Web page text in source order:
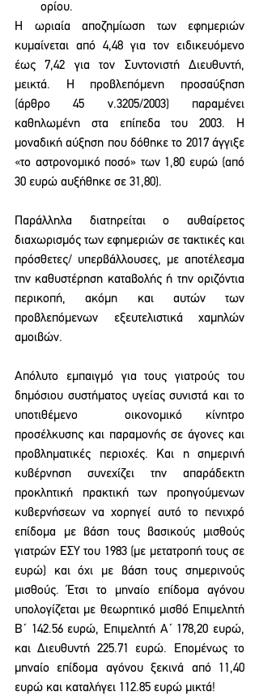
ορίου.
Η ωριαία αποζημίωση των εφημεριών
κυμαίνεται από 4,48 για τον ειδικευόμενο
έως 7,42 για τον Συντονιστή Διευθυντή,
μεικτά. Η προβλεπόμενη προσαύξηση
(άρθρο 45 ν.3205/2003) παραμένει
καθηλωμένη στα επίπεδα του 2003. Η
μοναδική αύξηση που δόθηκε το 2017 άγγιξε
«το αστρονομικό ποσό» των 1,80 ευρώ (από
30 ευρώ αυξήθηκε σε 31,80).
Παράλληλα διατηρείται ο αυθαίρετος
διαχωρισμός των εφημεριών σε τακτικές και
πρόσθετες/ υπερβάλλουσες, με αποτέλεσμα
την καθυστέρηση καταβολής ή την οριζόντια
περικοπή, ακόμη και αυτών των
προβλεπόμενων εξευτελιστικά χαμηλών
αμοιβών.
Απόλυτο εμπαιγμό για τους γιατρούς του
δημόσιου συστήματος υγείας συνιστά και το
υποτιθέμενο  οικονομικό κίνητρο
προσέλκυσης και παραμονής σε άγονες και
προβληματικές περιοχές. Και η σημερινή
κυβέρνηση συνεχίζει την απαράδεκτη
προκλητική πρακτική των προηγούμενων
κυβερνήσεων να χορηγεί αυτό το πενιχρό
επίδομα με βάση τους βασικούς μισθούς
γιατρών ΕΣΥ του 1983 (με μετατροπή τους σε
ευρώ) και όχι με βάση τους σημερινούς
μισθούς. Έτσι το μηναίο επίδομα αγόνου
υπολογίζεται με θεωρητικό μισθό Επιμελητή
Β΄ 142.56 ευρώ, Επιμελητή Α΄ 178,20 ευρώ,
και Διευθυντή 225.71 ευρώ. Επομένως το
μηναίο επίδομα αγόνου ξεκινά από 11,40
ευρώ και καταλήγει 112.85 ευρώ μικτά!